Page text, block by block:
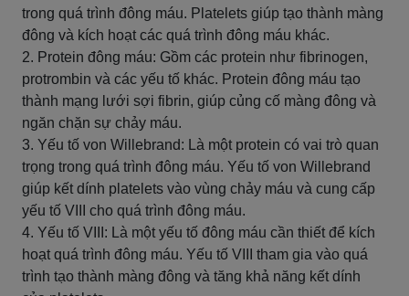
trong quá trình đông máu. Platelets giúp tạo thành màng
đông và kích hoạt các quá trình đông máu khác.
2. Protein đông máu: Gồm các protein như fibrinogen,
protrombin và các yếu tố khác. Protein đông máu tạo
thành mạng lưới sợi fibrin, giúp củng cố màng đông và
ngăn chặn sự chảy máu.
3. Yếu tố von Willebrand: Là một protein có vai trò quan
trọng trong quá trình đông máu. Yếu tố von Willebrand
giúp kết dính platelets vào vùng chảy máu và cung cấp
yếu tố VIII cho quá trình đông máu.
4. Yếu tố VIII: Là một yếu tố đông máu cần thiết để kích
hoạt quá trình đông máu. Yếu tố VIII tham gia vào quá
trình tạo thành màng đông và tăng khả năng kết dính